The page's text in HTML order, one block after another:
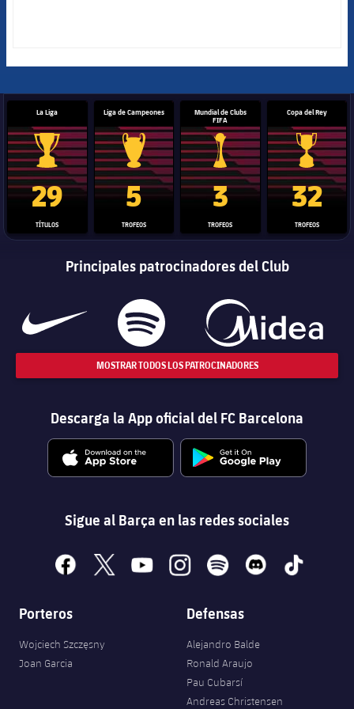
La Liga
Trofeo de La Liga
29
TÍTULOS
Liga de Campeones
Trofeo de la Liga de Campeones
5
TROFEOS
Mundial de Clubs
FIFA
Trofeo del Mundial de
3
TROFEOS
Copa del Rey
Copa del
32
TROFEOS
Principales patrocinadores del Club
MOSTRAR TODOS LOS PATROCINADORES
Descarga la App oficial del FC Barcelona
Sigue al Barça en las redes sociales
facebook
x youtubeinstagramspotify discord tiktok
Porteros
Wojciech Szczęsny
Joan Garcia
Defensas
Alejandro Balde
Ronald Araujo
Pau Cubarsí
Andreas Christensen